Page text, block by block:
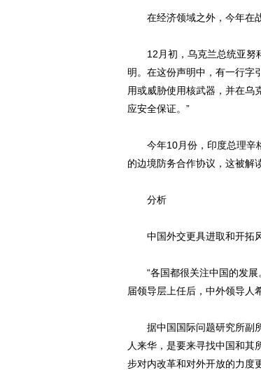
在经济领域之外，今年在战
12月初，乌克兰总统亚努科
明。在这份声明中，有一行字
用或威胁使用核武器，并在乌
应安全保证。”
今年10月份，印度总理辛格
的边境防务合作协议，这被解
分析
中国外交更具进取和开拓
“各国都很关注中国的发展
届领导层上任后，中外领导人
据中国国际问题研究所副所
人来华，是要来寻找中国和其
步对内改革和对外开放的力度